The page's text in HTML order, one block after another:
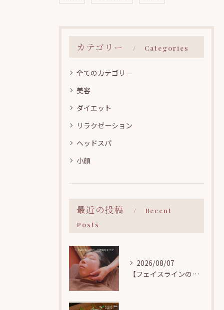
カテゴリー Categories
全てのカテゴリー
美容
ダイエット
リラクゼーション
ヘッドスパ
小顔
最近の投稿
Recent
Posts
2026/08/07
【フェイスラインのお悩み解決】小顔矯正で気になる顎まわりの「たるみ・むくみ」をすっきりリフトアップ！